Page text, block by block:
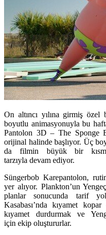
On altıncı yılına girmiş
boyutlu animasyonuyla bu
Pantolon 3D – The Sponge
orijinal halinde başlıyor. Üç
da filmin büyük bir
tarzıyla devam ediyor.
Süngerbob Karepantolon,
yer alıyor. Plankton’un
planlar sonucunda tarif
Kasabası’nda kıyamet
kıyamet durdurmak ve
için ekip oluştururlar.